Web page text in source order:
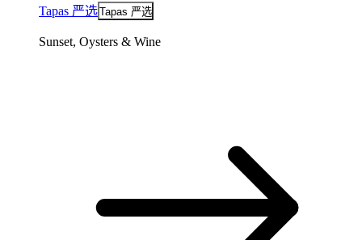
Tapas 严选Tapas 严选
Sunset, Oysters & Wine